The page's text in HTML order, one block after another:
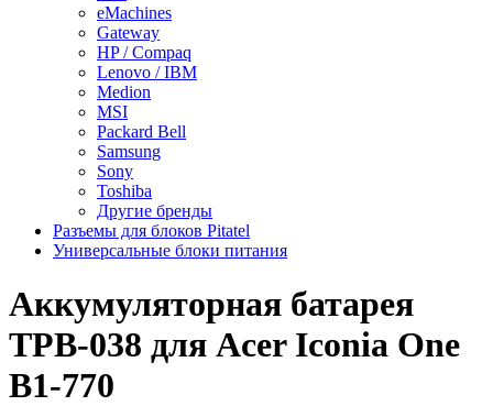
eMachines
Gateway
HP / Compaq
Lenovo / IBM
Medion
MSI
Packard Bell
Samsung
Sony
Toshiba
Другие бренды
Разъемы для блоков Pitatel
Универсальные блоки питания
Аккумуляторная батарея
TPB-038 для Acer Iconia One
B1-770